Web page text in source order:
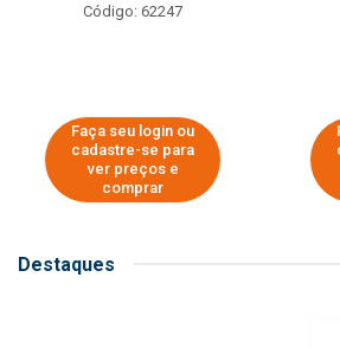
Código: 62247
Faça seu login ou
cadastre-se para
ver preços e
comprar
Destaques